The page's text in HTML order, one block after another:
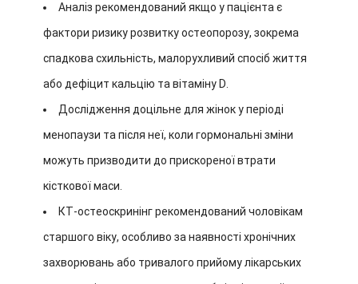
Аналіз рекомендований якщо у пацієнта є
фактори ризику розвитку остеопорозу, зокрема
спадкова схильність, малорухливий спосіб життя
або дефіцит кальцію та вітаміну D.
Дослідження доцільне для жінок у періоді
менопаузи та після неї, коли гормональні зміни
можуть призводити до прискореної втрати
кісткової маси.
КТ-остеоскринінг рекомендований чоловікам
старшого віку, особливо за наявності хронічних
захворювань або тривалого прийому лікарських